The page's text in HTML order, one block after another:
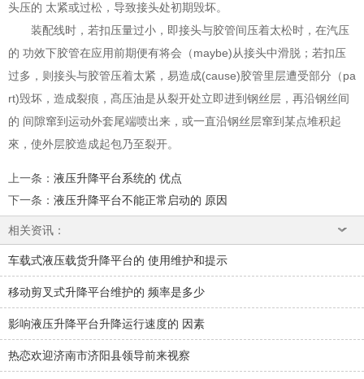
头压的 太紧或过松，导致接头处初期毁坏。
装配线时，若扣压量过小，即接头与胶管间压着太松时，在汽压
的 功效下胶管在应用前期便有将会（maybe)从接头中滑脱；若扣压
过多，则接头与胶管压着太紧，易造成(cause)胶管里层遭受部分（pa
rt)毁坏，造成裂痕，髙压油是从裂开处立即进到钢丝层，再沿钢丝间
的 间隙窜到运动外套尾端喷出来，或一直沿钢丝层窜到某点堆积起
來，使外层胶造成起包乃至裂开。
上一条 ： 液压升降平台系统的 优点
下一条 ： 液压升降平台不能正常启动的 原因
相关资讯：
车载式液压载货升降平台的 使用维护和提示
移动剪叉式升降平台维护的 频率是多少
影响液压升降平台升降运行速度的 因素
热恋欢迎济南市济阳县领导前来视察